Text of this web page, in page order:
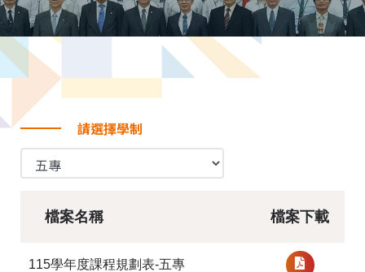
請選擇學制
檔案名稱 檔案下載
115學年度課程規劃表-五專